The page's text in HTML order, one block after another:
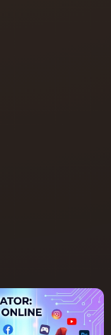
Cel-Shaded